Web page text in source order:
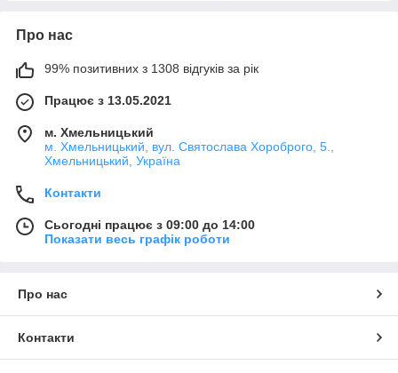
Про нас
99% позитивних з 1308 відгуків за рік
Працює з 13.05.2021
м. Хмельницький
м. Хмельницький, вул. Святослава Хороброго, 5.,
Хмельницький, Україна
Контакти
Сьогодні працює з 09:00 до 14:00
Показати весь графік роботи
Про нас
Контакти